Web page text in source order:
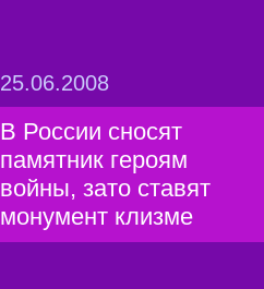
25.06.2008
В России сносят
памятник героям
войны, зато ставят
монумент клизме